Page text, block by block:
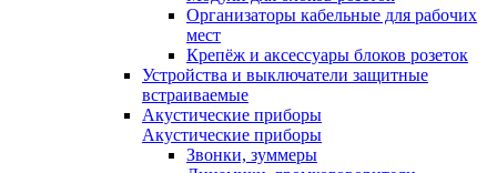
Организаторы кабельные для рабочих
мест
Крепёж и аксессуары блоков розеток
Устройства и выключатели защитные
встраиваемые
Акустические приборы
Акустические приборы
Звонки, зуммеры